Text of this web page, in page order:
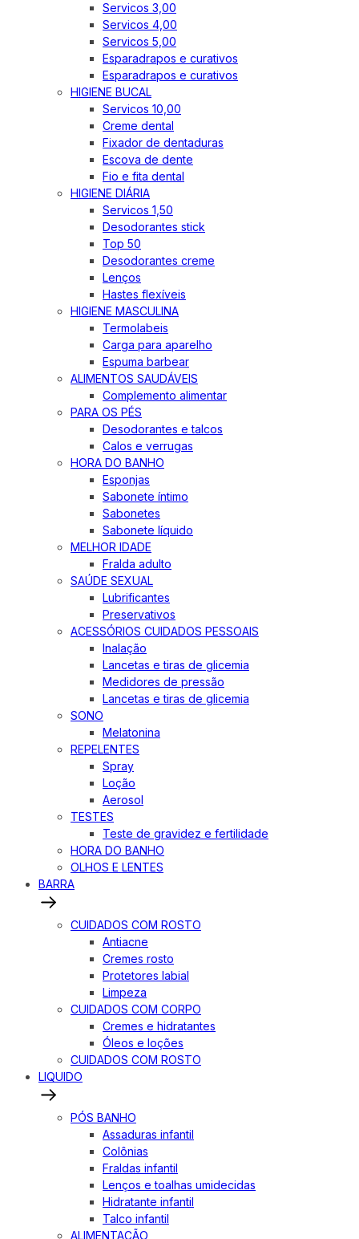
Servicos 3,00
Servicos 4,00
Servicos 5,00
Esparadrapos e curativos
Esparadrapos e curativos
HIGIENE BUCAL
Servicos 10,00
Creme dental
Fixador de dentaduras
Escova de dente
Fio e fita dental
HIGIENE DIÁRIA
Servicos 1,50
Desodorantes stick
Top 50
Desodorantes creme
Lenços
Hastes flexíveis
HIGIENE MASCULINA
Termolabeis
Carga para aparelho
Espuma barbear
ALIMENTOS SAUDÁVEIS
Complemento alimentar
PARA OS PÉS
Desodorantes e talcos
Calos e verrugas
HORA DO BANHO
Esponjas
Sabonete íntimo
Sabonetes
Sabonete líquido
MELHOR IDADE
Fralda adulto
SAÚDE SEXUAL
Lubrificantes
Preservativos
ACESSÓRIOS CUIDADOS PESSOAIS
Inalação
Lancetas e tiras de glicemia
Medidores de pressão
Lancetas e tiras de glicemia
SONO
Melatonina
REPELENTES
Spray
Loção
Aerosol
TESTES
Teste de gravidez e fertilidade
HORA DO BANHO
OLHOS E LENTES
BARRA
CUIDADOS COM ROSTO
Antiacne
Cremes rosto
Protetores labial
Limpeza
CUIDADOS COM CORPO
Cremes e hidratantes
Óleos e loções
CUIDADOS COM ROSTO
LIQUIDO
PÓS BANHO
Assaduras infantil
Colônias
Fraldas infantil
Lenços e toalhas umidecidas
Hidratante infantil
Talco infantil
ALIMENTAÇÃO